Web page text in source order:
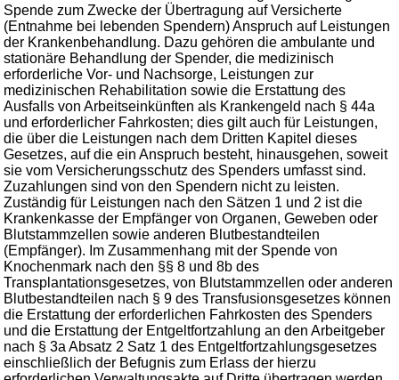
Spende zum Zwecke der Übertragung auf Versicherte
(Entnahme bei lebenden Spendern) Anspruch auf Leistungen
der Krankenbehandlung. Dazu gehören die ambulante und
stationäre Behandlung der Spender, die medizinisch
erforderliche Vor- und Nachsorge, Leistungen zur
medizinischen Rehabilitation sowie die Erstattung des
Ausfalls von Arbeitseinkünften als Krankengeld nach § 44a
und erforderlicher Fahrkosten; dies gilt auch für Leistungen,
die über die Leistungen nach dem Dritten Kapitel dieses
Gesetzes, auf die ein Anspruch besteht, hinausgehen, soweit
sie vom Versicherungsschutz des Spenders umfasst sind.
Zuzahlungen sind von den Spendern nicht zu leisten.
Zuständig für Leistungen nach den Sätzen 1 und 2 ist die
Krankenkasse der Empfänger von Organen, Geweben oder
Blutstammzellen sowie anderen Blutbestandteilen
(Empfänger). Im Zusammenhang mit der Spende von
Knochenmark nach den §§ 8 und 8b des
Transplantationsgesetzes, von Blutstammzellen oder anderen
Blutbestandteilen nach § 9 des Transfusionsgesetzes können
die Erstattung der erforderlichen Fahrkosten des Spenders
und die Erstattung der Entgeltfortzahlung an den Arbeitgeber
nach § 3a Absatz 2 Satz 1 des Entgeltfortzahlungsgesetzes
einschließlich der Befugnis zum Erlass der hierzu